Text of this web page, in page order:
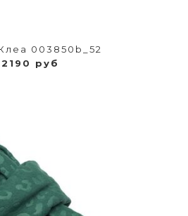
003850b_52
2190 руб